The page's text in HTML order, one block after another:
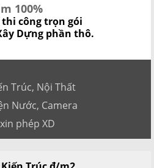
100%
công trọn gói
Dựng phần thô.
Trúc, Nội Thất
Nước, Camera
phép XD